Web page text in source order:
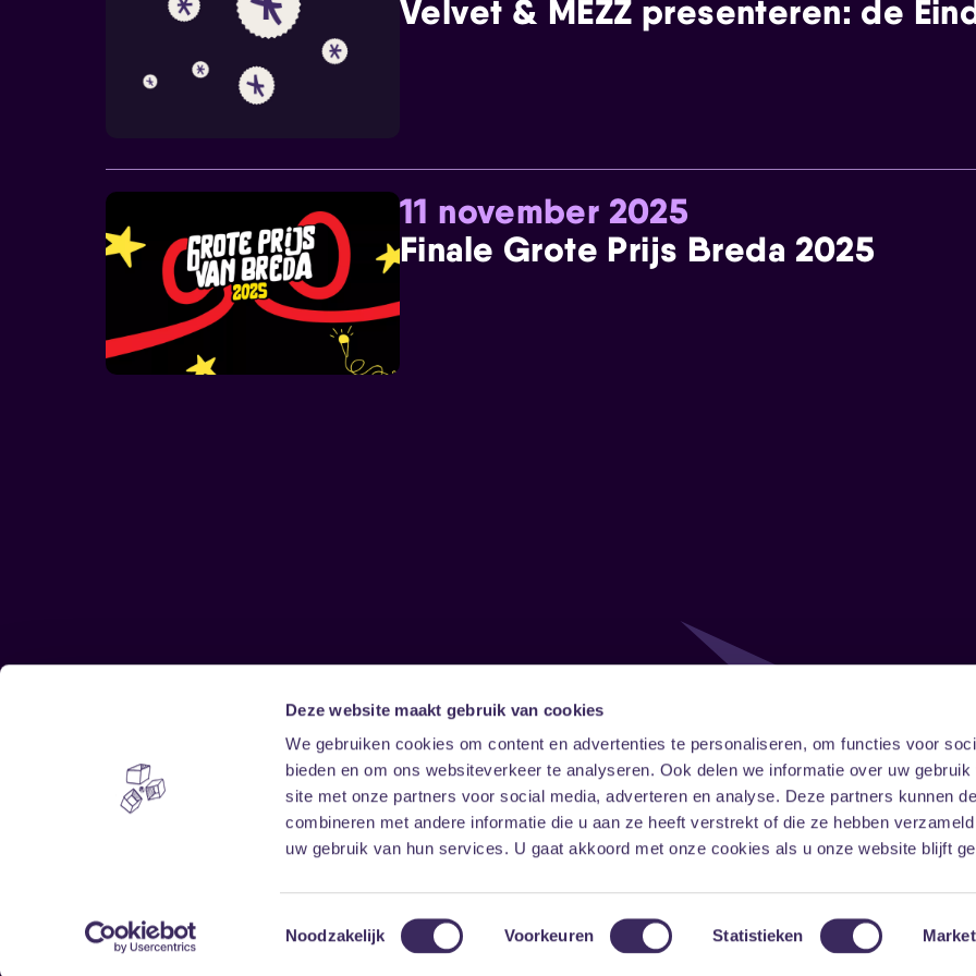
Deze website maakt gebruik van cookies
We gebruiken cookies om content en advertenties te personaliseren, om functies voor
bieden en om ons websiteverkeer te analyseren. Ook delen we informatie over uw gebruik
site met onze partners voor social media, adverteren en analyse. Deze partners kunnen
combineren met andere informatie die u aan ze heeft verstrekt of die ze hebben
uw gebruik van hun services. U gaat akkoord met onze cookies als u onze website blijft
Toestemmingsselectie
Noodzakelijk Voorkeuren Statistieken
Velvet & MEZZ presenteren: de
11 november 2025
Finale Grote Prijs Breda 2025
Home
Vrijwilligers
Disclaimer
Toegankelijkheid
Privacy & cookies
Follow
FacebookInstagramLinkedIn
Onze